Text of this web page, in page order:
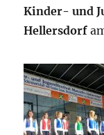
Kinder- und
Hellersdorf